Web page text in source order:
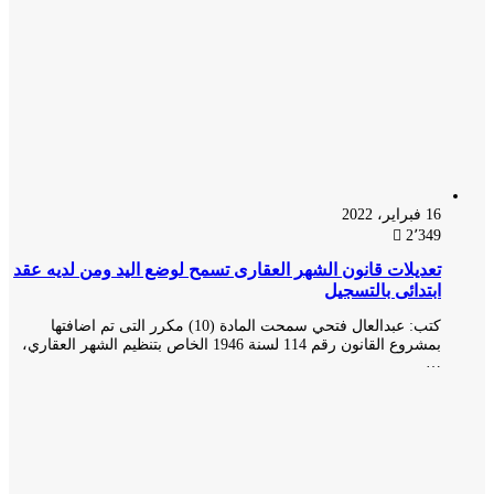
2٬349
تعديلات قانون الشهر العقارى تسمح لوضع اليد ومن لديه عقد
ابتدائى بالتسجيل
كتب: عبدالعال فتحي سمحت المادة (10) مكرر التى تم اضافتها
بمشروع القانون رقم 114 لسنة 1946 الخاص بتنظيم الشهر العقاري،